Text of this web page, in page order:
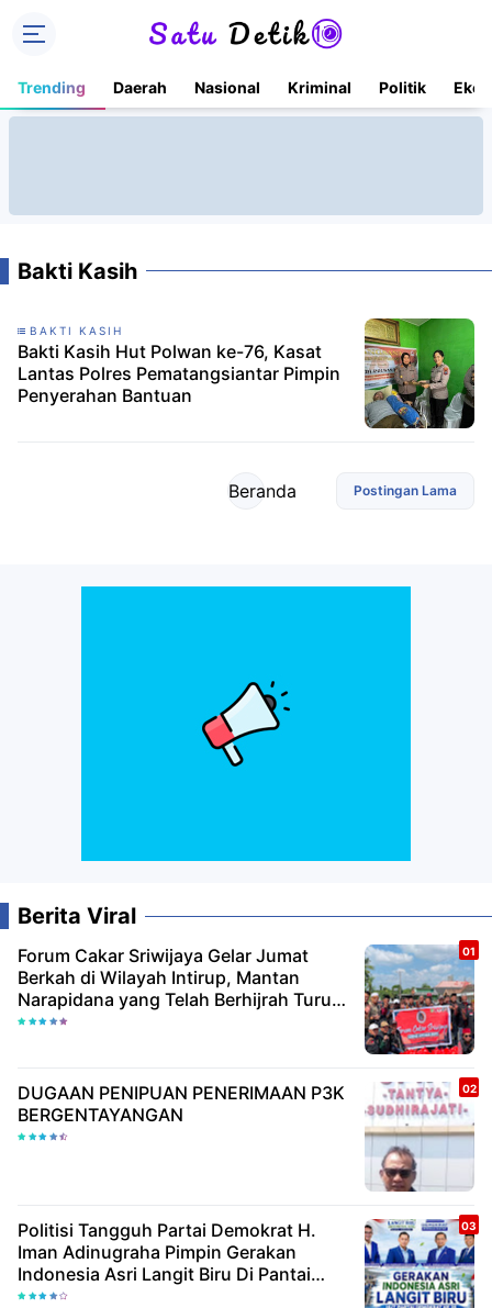
Trending Daerah Nasional Kriminal Politik
Bakti Kasih
BAKTI KASIH
Bakti Kasih Hut Polwan ke-76, Kasat
Lantas Polres Pematangsiantar Pimpin
Penyerahan Bantuan
Postingan Lama
Beranda
Berita Viral
Forum Cakar Sriwijaya Gelar Jumat
Berkah di Wilayah Intirup, Mantan
Narapidana yang Telah Berhijrah Turut
Berbagi Kebaikan
DUGAAN PENIPUAN PENERIMAAN P3K
BERGENTAYANGAN
Politisi Tangguh Partai Demokrat H.
Iman Adinugraha Pimpin Gerakan
Indonesia Asri Langit Biru Di Pantai
Citepus